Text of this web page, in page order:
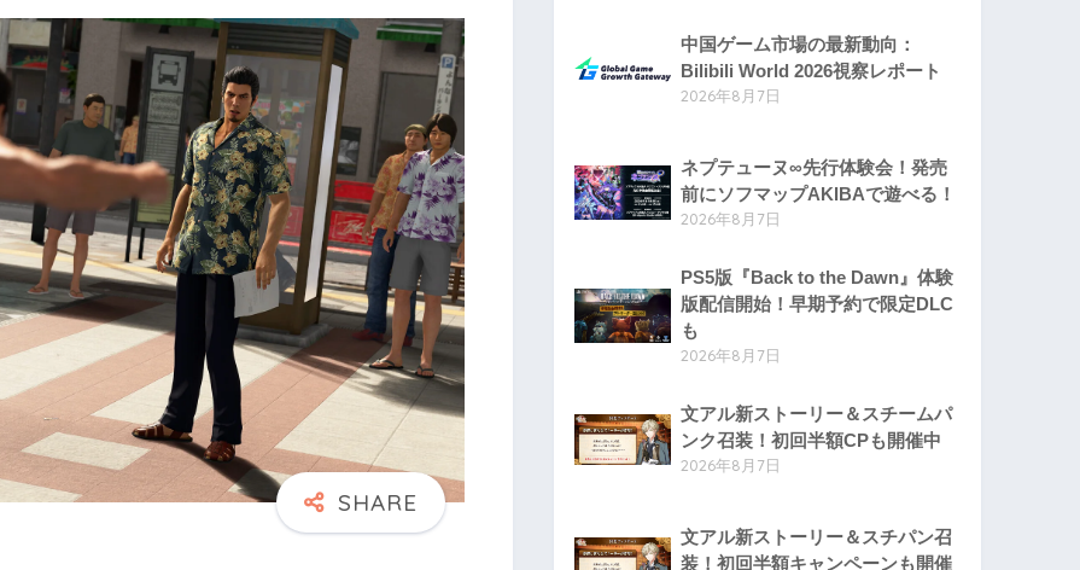
中国ゲーム市場の最新動向：
Bilibili World 2026視察レポート
2026年8月7日
ネプテューヌ∞先行体験会！発売
前にソフマップAKIBAで遊べる！
2026年8月7日
PS5版『Back to the Dawn』体験
版配信開始！早期予約で限定DLC
も
2026年8月7日
文アル新ストーリー＆スチームパ
ンク召装！初回半額CPも開催中
2026年8月7日
文アル新ストーリー＆スチパン召
装！初回半額キャンペーンも開催